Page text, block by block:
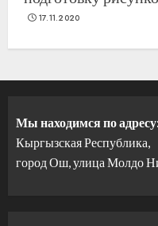
17.11.2020
Мы находимся по
Кыргызская Республика,
город Ош, улица Молдо